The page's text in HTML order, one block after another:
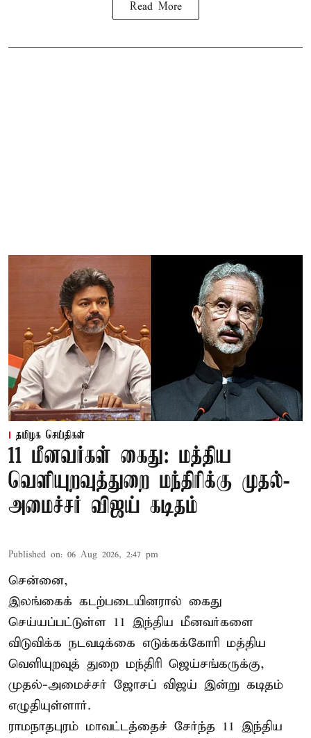
Read More
தமிழக செய்திகள்
11 மீனவர்கள் கைது: மத்திய
வெளியுறவுத்துறை மந்திரிக்கு முதல்-
அமைச்சர் விஜய் கடிதம்
Published on: 06 Aug 2026, 2:47 pm
சென்னை,
இலங்கைக் கடற்படையினரால் கைது
செய்யப்பட்டுள்ள 11 இந்திய மீனவர்களை
விடுவிக்க நடவடிக்கை எடுக்கக்கோரி மத்திய
வெளியுறவுத் துறை மந்திரி ஜெய்சங்கருக்கு,
முதல்-அமைச்சர் ஜோசப் விஜய் இன்று கடிதம்
எழுதியுள்ளார்.
ராமநாதபுரம் மாவட்டத்தைச் சேர்ந்த 11 இந்திய